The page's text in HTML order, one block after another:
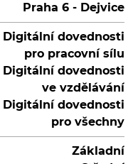
Praha 6 - Dejvice
Digitální dovednosti
pro pracovní sílu
Digitální dovednosti
ve vzdělávání
Digitální dovednosti
pro všechny
Základní